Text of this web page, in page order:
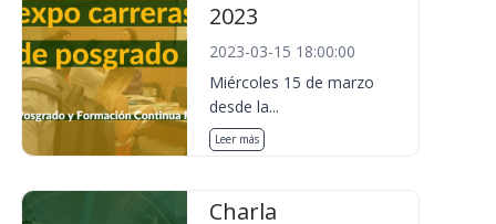
2023
2023-03-15 18:00:00
Miércoles 15 de marzo
desde la...
Leer más
Charla